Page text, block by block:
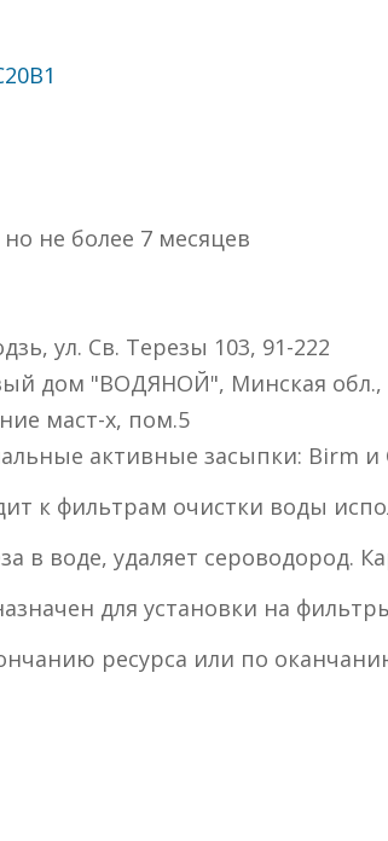
не более 7 месяцев
ул. Св. Терезы 103, 91-222
дом "ВОДЯНОЙ", Минская обл.,
маст-х, пом.5
активные засыпки: Birm и
к фильтрам очистки воды
в воде, удаляет сероводород.
для установки на
ресурса или по